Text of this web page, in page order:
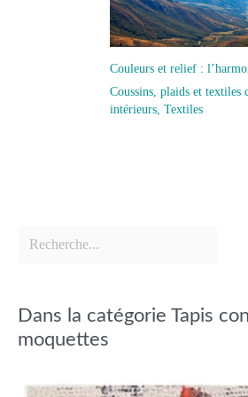
Couleurs et relief :
Coussins, plaids et textiles
intérieurs, Textiles
Dans la catégorie Tapis
moquettes